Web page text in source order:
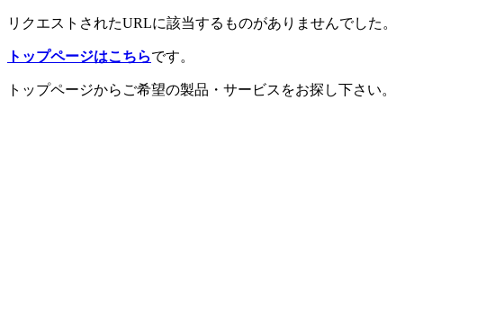
リクエストされたURLに該当するものがありませんでした。
トップページはこちらです。
トップページからご希望の製品・サービスをお探し下さい。